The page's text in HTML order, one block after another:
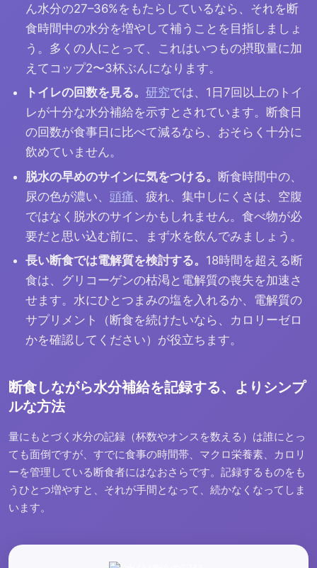
ん水分の27–36%をもたらしているなら、それを断
食時間中の水分を増やして補うことを目指しましょ
う。多くの人にとって、これはいつもの摂取量に加
えてコップ2〜3杯ぶんになります。
トイレの回数を見る。 研究では、1日7回以上のトイ
レが十分な水分補給を示すとされています。断食日
の回数が食事日に比べて減るなら、おそらく十分に
飲めていません。
脱水の早めのサインに気をつける。 断食時間中の、
尿の色が濃い、 頭痛 、疲れ、集中しにくさは、空腹
ではなく脱水のサインかもしれません。食べ物が必
要だと思い込む前に、まず水を飲んでみましょう。
長い断食では電解質を検討する。 18時間を超える断
食は、グリコーゲンの枯渇と電解質の喪失を加速さ
せます。水にひとつまみの塩を入れるか、電解質の
サプリメント（断食を続けたいなら、カロリーゼロ
かを確認してください）が役立ちます。
断食しながら水分補給を記録する、よりシンプ
ルな方法
量にもとづく水分の記録（杯数やオンスを数える）は誰にとっ
ても面倒ですが、すでに食事の時間帯、マクロ栄養素、カロリ
ーを管理している断食者にはなおさらです。記録するものをも
うひとつ増やすと、それが手間となって、続かなくなってしま
います。